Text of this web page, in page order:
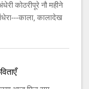
कोठरीपूरे नौ महीने
काला, कालादेख